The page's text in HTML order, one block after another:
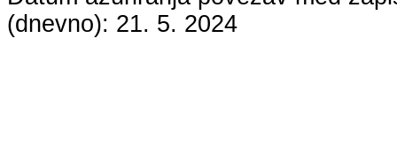
(dnevno): 21. 5. 2024